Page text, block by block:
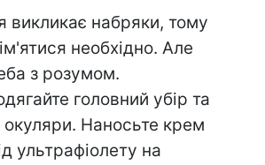
викликає набряки, тому
необхідно. Але
з розумом.
головний убір та
окуляри. Наносьте крем
ультрафіолету на